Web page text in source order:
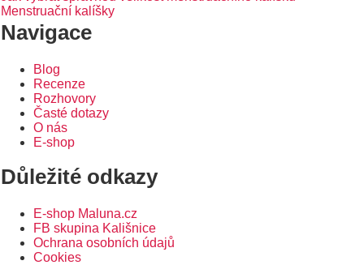
Menstruační kalíšky
Navigace
Blog
Recenze
Rozhovory
Časté dotazy
O nás
E-shop
Důležité odkazy
E-shop Maluna.cz
FB skupina Kališnice
Ochrana osobních údajů
Cookies